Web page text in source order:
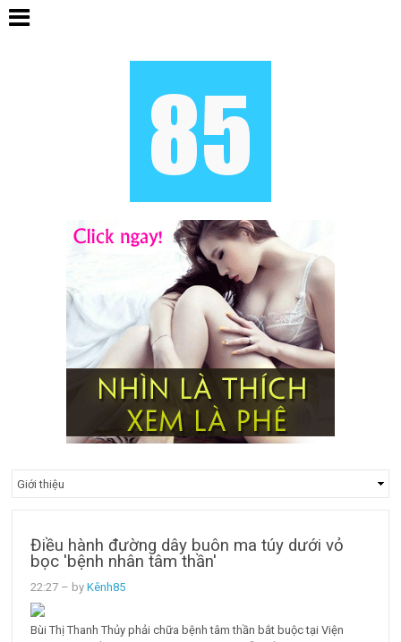
Điều hành đường dây buôn ma túy dưới vỏ
bọc 'bệnh nhân tâm thần'
22:27 – byKênh85
Bùi Thị Thanh Thủy phải chữa bệnh tâm thần bắt buộc tại Viện